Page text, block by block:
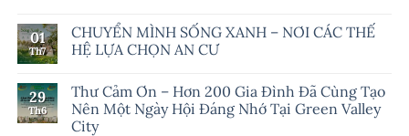
01
Th7
CHUYỂN MÌNH SỐNG XANH – NƠI CÁC THẾ
HỆ LỰA CHỌN AN CƯ
29
Th6
Thư Cảm Ơn – Hơn 200 Gia Đình Đã Cùng Tạo
Nên Một Ngày Hội Đáng Nhớ Tại Green Valley
City